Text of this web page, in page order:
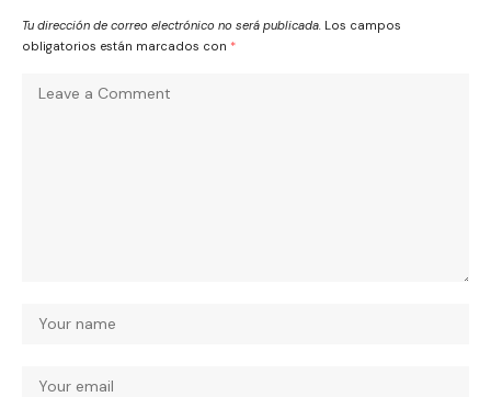
Tu dirección de correo electrónico no será publicada. Los campos
obligatorios están marcados con *